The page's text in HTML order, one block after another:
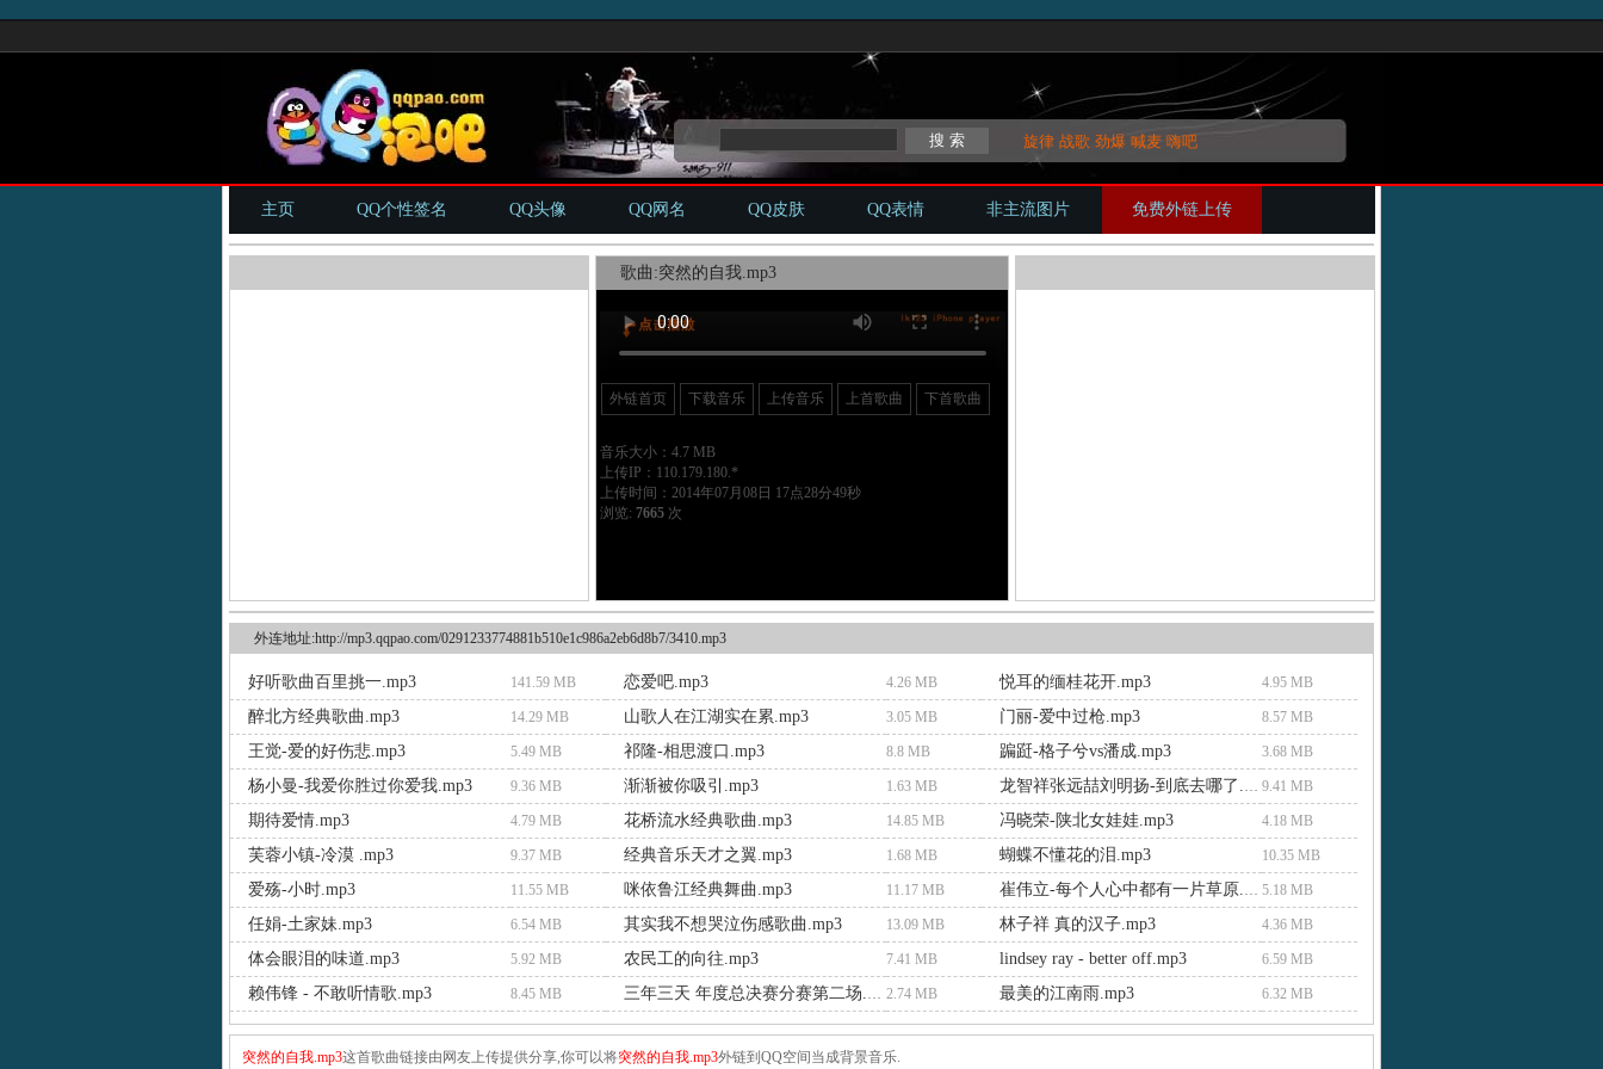
旋律 战歌 劲爆 喊麦 嗨吧
主页 QQ个性签名 QQ头像 QQ网名 QQ皮肤 QQ表情 非主流图片 免费外链上传
歌曲:突然的自我.mp3
外链首页 下载音乐 上传音乐 上首歌曲 下首歌曲
音乐大小：4.7 MB
上传IP：110.179.180.*
上传时间：2014年07月08日 17点28分49秒
浏览: 7665次
外连地址:http://mp3.qqpao.com/0291233774881b510e1c986a2eb6d8b7/3410.mp3
好听歌曲百里挑一.mp3 141.59 MB 恋爱吧.mp3 4.26 MB 悦耳的缅桂花开.mp3 4.95 MB
醉北方经典歌曲.mp3 14.29 MB 山歌人在江湖实在累.mp3 3.05 MB 门丽-爱中过枪.mp3 8.57 MB
王觉-爱的好伤悲.mp3 5.49 MB 祁隆-相思渡口.mp3 8.8 MB 蹁跹-格子兮vs潘成.mp3 3.68 MB
杨小曼-我爱你胜过你爱我.mp3 9.36 MB 渐渐被你吸引.mp3 1.63 MB 龙智祥张远喆刘明扬-到底去哪了.mp3 9.41 MB
期待爱情.mp3 4.79 MB 花桥流水经典歌曲.mp3 14.85 MB 冯晓荣-陕北女娃娃.mp3 4.18 MB
芙蓉小镇-冷漠 .mp3 9.37 MB 经典音乐天才之翼.mp3 1.68 MB 蝴蝶不懂花的泪.mp3 10.35 MB
爱殇-小时.mp3 11.55 MB 咪依鲁江经典舞曲.mp3 11.17 MB 崔伟立-每个人心中都有一片草原.mp3 5.18 MB
任娟-土家妹.mp3 6.54 MB 其实我不想哭泣伤感歌曲.mp3 13.09 MB 林子祥 真的汉子.mp3 4.36 MB
体会眼泪的味道.mp3 5.92 MB 农民工的向往.mp3 7.41 MB lindsey ray - better off.mp3 6.59 MB
赖伟锋 - 不敢听情歌.mp3 8.45 MB 三年三天 年度总决赛分赛第二场.mp3 2.74 MB 最美的江南雨.mp3 6.32 MB
突然的自我.mp3这首歌曲链接由网友上传提供分享,你可以将突然的自我.mp3外链到QQ空间当成背景音乐.